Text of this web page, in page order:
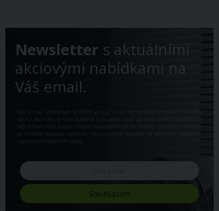
Newsletter s aktuálními
akciovými nabídkami na
Váš email.
Váš e-mail potřebuje M-TECH group s.r.o. na zasílání novinek ze světa
stínící techniky. E-mail budeme uchovávat max. po dobu 5 let a novinky na
Váš e-mail Vám budou chodit maximálně 2x do měsíce. Z odběru novinek
se můžete kdykoliv odhlásit. Více o Vašich právech se dozvíte v
zásadách
zpracování osobních údajů